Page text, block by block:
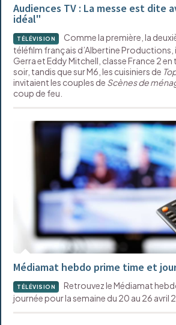
Audiences TV : La messe est dite
idéal"
TÉLÉVISION
Comme la première, la
téléfilm français d’Albertine Productions,
Gerra et Eddy Mitchell, classe France 2
soir, tandis que sur M6, les cuisiniers de
invitaient les couples de Scènes de
coup de feu.
Médiamat hebdo prime time et
TÉLÉVISION
Retrouvez le Médiamat
journée pour la semaine du 20 au 26 avril